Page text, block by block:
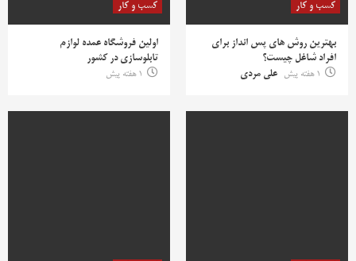
کسب و کار
بهترین روش‌ های پس‌ انداز برای
افراد شاغل چیست؟
1 هفته پیش
علی مردی
کسب و کار
اولین فروشگاه عمده لوازم
تابلوسازی در کشور
1 هفته پیش